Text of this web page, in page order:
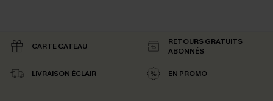
CARTE CATEAU
RETOURS GRATUITS
ABONNÉS
LIVRAISON ÉCLAIR EN PROMO